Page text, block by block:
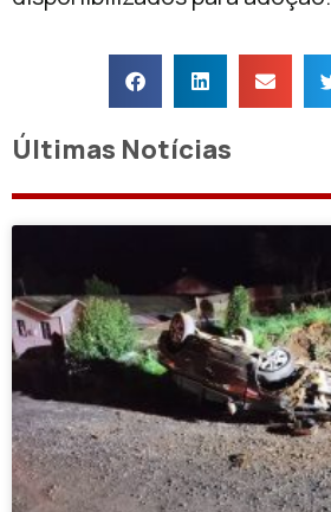
Últimas Notícias